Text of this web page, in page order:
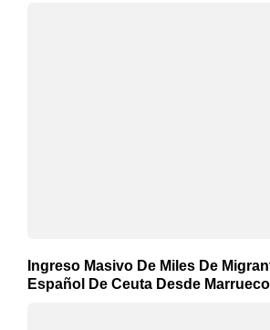
Ingreso Masivo De Miles De
Español De Ceuta Desde